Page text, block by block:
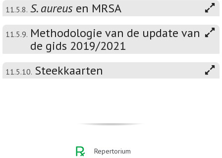
11.5.8. S. aureus en MRSA
11.5.9. Methodologie van de update van
de gids 2019/2021
11.5.10. Steekkaarten
Repertorium